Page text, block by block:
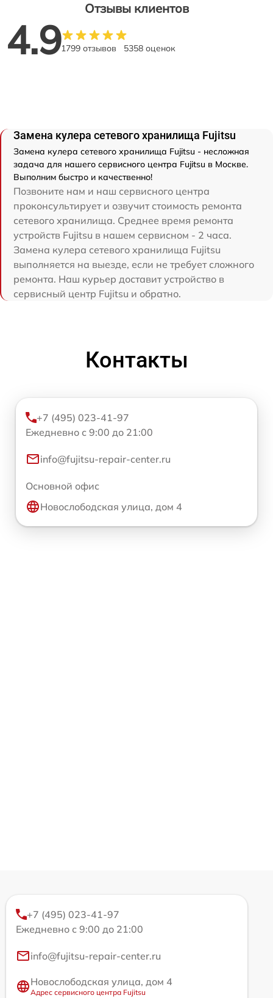
Отзывы клиентов
4.91799 отзывов 5358 оценок
Замена кулера сетевого хранилища Fujitsu
Замена кулера сетевого хранилища Fujitsu - несложная
задача для нашего сервисного центра Fujitsu в Москве.
Выполним быстро и качественно!
Позвоните нам и наш сервисного центра
проконсультирует и озвучит стоимость ремонта
сетевого хранилища. Среднее время ремонта
устройств Fujitsu в нашем сервисном - 2 часа.
Замена кулера сетевого хранилища Fujitsu
выполняется на выезде, если не требует сложного
ремонта. Наш курьер доставит устройство в
сервисный центр Fujitsu и обратно.
Контакты
+7 (495) 023-41-97
Ежедневно с 9:00 до 21:00
info@fujitsu-repair-center.ru
Основной офис
Новослободская улица, дом 4
+7 (495) 023-41-97
Ежедневно с 9:00 до 21:00
info@fujitsu-repair-center.ru
Новослободская улица, дом 4
Адрес сервисного центра Fujitsu